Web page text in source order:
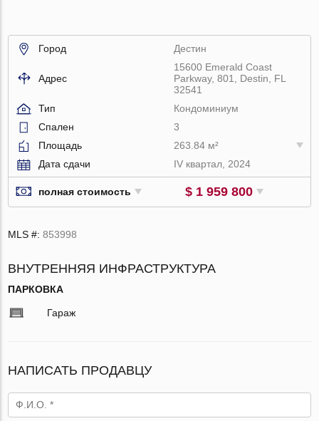
Город Дестин
Адрес
15600 Emerald Coast
Parkway, 801, Destin, FL
32541
Тип
Кондоминиум
Спален
3
Площадь
263.84 м²
Дата сдачи
IV квартал, 2024
полная стоимость $ 1 959 800
MLS #:853998
ВНУТРЕННЯЯ ИНФРАСТРУКТУРА
ПАРКОВКА
Гараж
НАПИСАТЬ ПРОДАВЦУ